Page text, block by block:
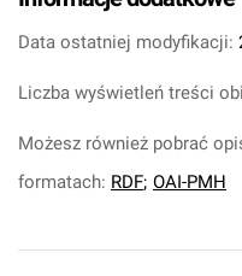
Data ostatniej modyfikacji:
Liczba wyświetleń treści
Możesz również pobrać
formatach: RDF; OAI-PMH